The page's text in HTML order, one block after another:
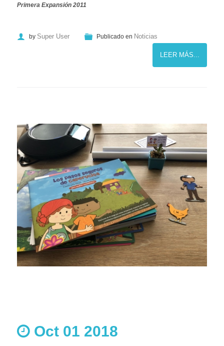
Primera Expansión 2011
by Super User Publicado en Noticias
LEER MÁS...
Oct 01 2018